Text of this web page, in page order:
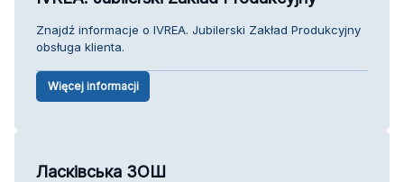
Znajdź informacje o IVREA. Jubilerski Zakład Produkcyjny
obsługa klienta.
Więcej informacji
Ласківська ЗОШ